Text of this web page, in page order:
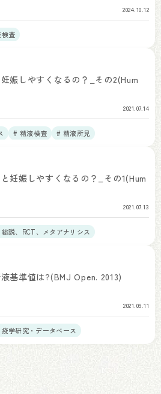
2024.10.12
査
娠しやすくなるの？_その2(Hum
2021.07.14
# 精液検査 # 精液所見
妊娠しやすくなるの？_その1(Hum
2021.07.13
説、RCT、メタアナリシス
基準値は?(BMJ Open. 2013)
2021.09.11
学研究・データベース